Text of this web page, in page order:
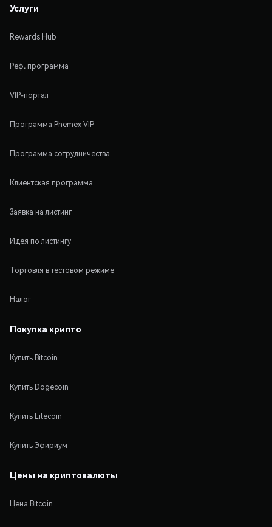
Услуги
Rewards Hub
Реф. программа
VIP-портал
Программа Phemex VIP
Программа сотрудничества
Клиентская программа
Заявка на листинг
Идея по листингу
Торговля в тестовом режиме
Налог
Покупка крипто
Купить Bitcoin
Купить Dogecoin
Купить Litecoin
Купить Эфириум
Цены на криптовалюты
Цена Bitcoin